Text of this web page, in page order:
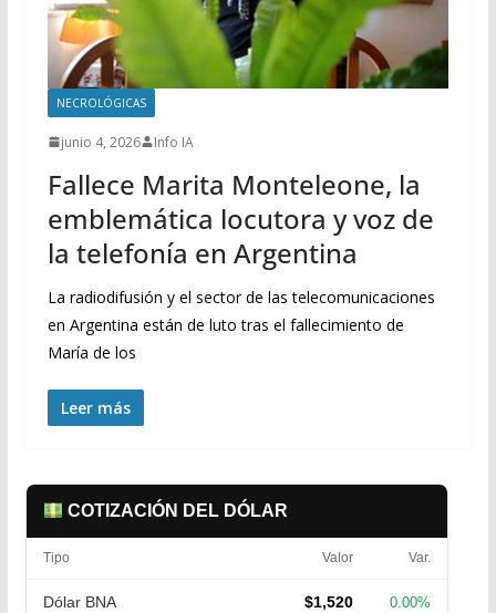
NECROLÓGICAS
junio 4, 2026 Info IA
Fallece Marita Monteleone, la
emblemática locutora y voz de
la telefonía en Argentina
La radiodifusión y el sector de las telecomunicaciones
en Argentina están de luto tras el fallecimiento de
María de los
Leer más
COTIZACIÓN DEL DÓLAR
Tipo Valor Var.
Dólar BNA $1,520 0.00%